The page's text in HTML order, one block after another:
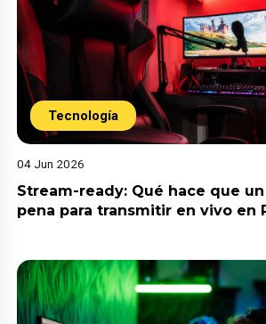
Tecnología
04 Jun 2026
Stream-ready: Qué hace que
pena para transmitir en vivo en